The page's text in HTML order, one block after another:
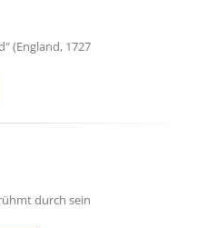
(England, 1727
durch sein